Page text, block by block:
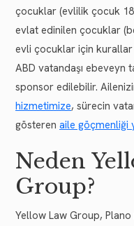
çocuklar (evlilik çocuk
evlat edinilen çocuklar
evli çocuklar için kurallar
ABD vatandaşı ebeveyn
sponsor edilebilir.
hizmetimize, sürecin
gösteren aile göçmenliği
Neden
Group?
Yellow Law Group,